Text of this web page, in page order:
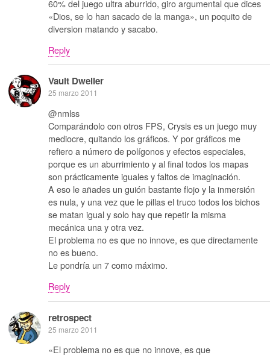
60% del juego ultra aburrido, giro argumental que dices
«Dios, se lo han sacado de la manga», un poquito de
diversion matando y sacabo.
Reply
Vault Dweller
25 marzo 2011
@nmlss
Comparándolo con otros FPS, Crysis es un juego muy
mediocre, quitando los gráficos. Y por gráficos me
refiero a número de polígonos y efectos especiales,
porque es un aburrimiento y al final todos los mapas
son prácticamente iguales y faltos de imaginación.
A eso le añades un guión bastante flojo y la inmersión
es nula, y una vez que le pillas el truco todos los bichos
se matan igual y solo hay que repetir la misma
mecánica una y otra vez.
El problema no es que no innove, es que directamente
no es bueno.
Le pondría un 7 como máximo.
Reply
retrospect
25 marzo 2011
«El problema no es que no innove, es que